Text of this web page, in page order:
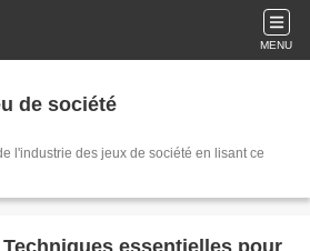
MENU
de société
l'industrie des jeux de société en lisant ce
essentielles pour